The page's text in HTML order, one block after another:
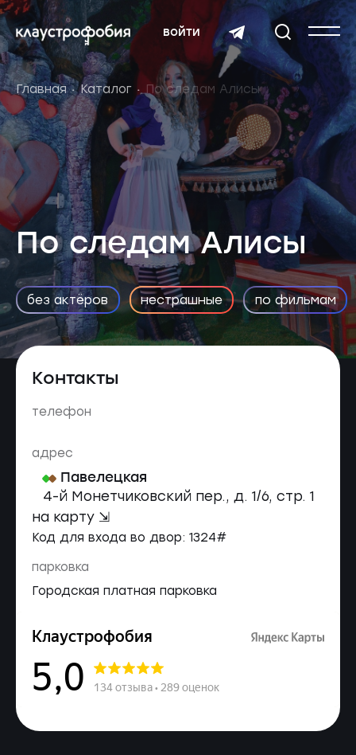
войти
Главная Каталог По следам Алисы
По следам Алисы
без актёров нестрашные по фильмам
Контакты
телефон
адрес
Павелецкая
4-й Монетчиковский пер., д. 1/6, стр. 1
на карту ⇲
Код для входа во двор: 1324#
парковка
Городская платная парковка